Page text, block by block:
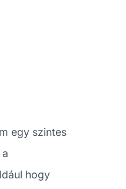
egy szintes
hogy